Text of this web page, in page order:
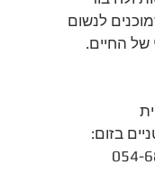
לנשום
החיים.
בזום: